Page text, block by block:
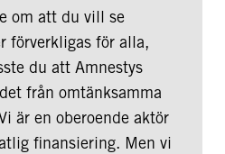
om att du vill se
förverkligas för alla,
du att Amnestys
från omtänksamma
är en oberoende aktör
finansiering. Men vi